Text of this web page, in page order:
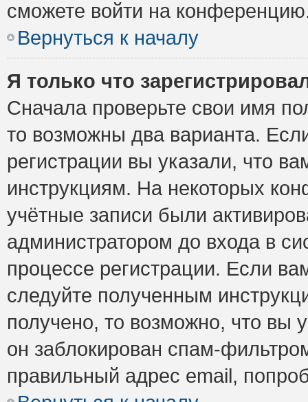
сможете войти на
Вернуться к началу
Я только что
Сначала проверьте свои имя
то возможны два варианта.
регистрации вы указали, что
инструкциям. На некоторых
учётные записи были
администратором до входа в
процессе регистрации. Если
следуйте полученным
получено, то возможно, что вы
он заблокирован спам-
правильный адрес email,